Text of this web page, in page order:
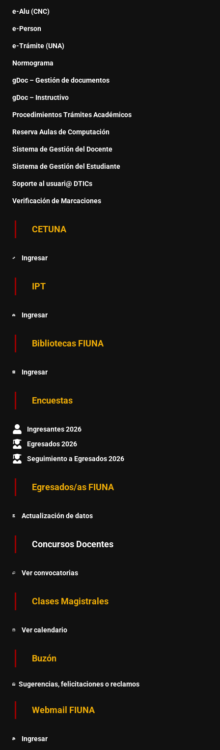
e-Alu (CNC)
e-Person
e-Trámite (UNA)
Normograma
gDoc – Gestión de documentos
gDoc – Instructivo
Procedimientos Trámites Académicos
Reserva Aulas de Computación
Sistema de Gestión del Docente
Sistema de Gestión del Estudiante
Soporte al usuari@ DTICs
Verificación de Marcaciones
CETUNA
Ingresar
IPT
Ingresar
Bibliotecas FIUNA
Ingresar
Encuestas
Ingresantes 2026
Egresados 2026
Seguimiento a Egresados 2026
Egresados/as FIUNA
Actualización de datos
Concursos Docentes
Ver convocatorias
Clases Magistrales
Ver calendario
Buzón
Sugerencias, felicitaciones o reclamos
Webmail FIUNA
Ingresar